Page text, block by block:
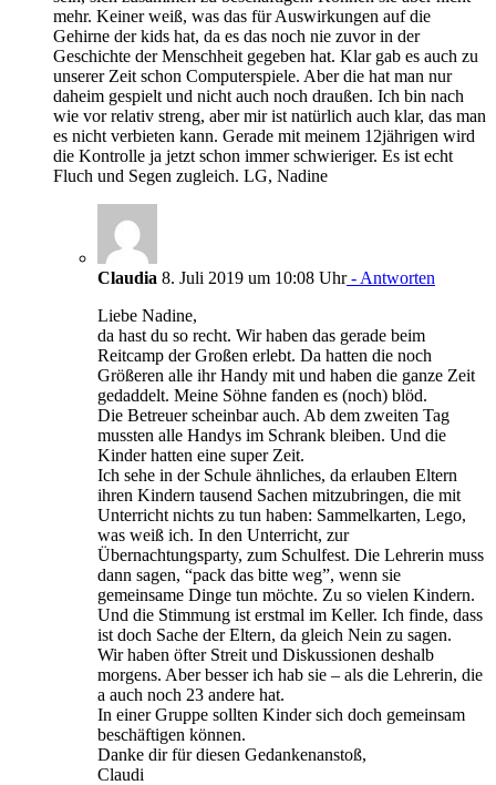
mehr. Keiner weiß, was das für Auswirkungen auf die
Gehirne der kids hat, da es das noch nie zuvor in der
Geschichte der Menschheit gegeben hat. Klar gab es auch zu
unserer Zeit schon Computerspiele. Aber die hat man nur
daheim gespielt und nicht auch noch draußen. Ich bin nach
wie vor relativ streng, aber mir ist natürlich auch klar, das man
es nicht verbieten kann. Gerade mit meinem 12jährigen wird
die Kontrolle ja jetzt schon immer schwieriger. Es ist echt
Fluch und Segen zugleich. LG, Nadine
Claudia 8. Juli 2019 um 10:08 Uhr- Antworten
Liebe Nadine,
da hast du so recht. Wir haben das gerade beim
Reitcamp der Großen erlebt. Da hatten die noch
Größeren alle ihr Handy mit und haben die ganze Zeit
gedaddelt. Meine Söhne fanden es (noch) blöd.
Die Betreuer scheinbar auch. Ab dem zweiten Tag
mussten alle Handys im Schrank bleiben. Und die
Kinder hatten eine super Zeit.
Ich sehe in der Schule ähnliches, da erlauben Eltern
ihren Kindern tausend Sachen mitzubringen, die mit
Unterricht nichts zu tun haben: Sammelkarten, Lego,
was weiß ich. In den Unterricht, zur
Übernachtungsparty, zum Schulfest. Die Lehrerin muss
dann sagen, “pack das bitte weg”, wenn sie
gemeinsame Dinge tun möchte. Zu so vielen Kindern.
Und die Stimmung ist erstmal im Keller. Ich finde, dass
ist doch Sache der Eltern, da gleich Nein zu sagen.
Wir haben öfter Streit und Diskussionen deshalb
morgens. Aber besser ich hab sie – als die Lehrerin, die
a auch noch 23 andere hat.
In einer Gruppe sollten Kinder sich doch gemeinsam
beschäftigen können.
Danke dir für diesen Gedankenanstoß,
Claudi